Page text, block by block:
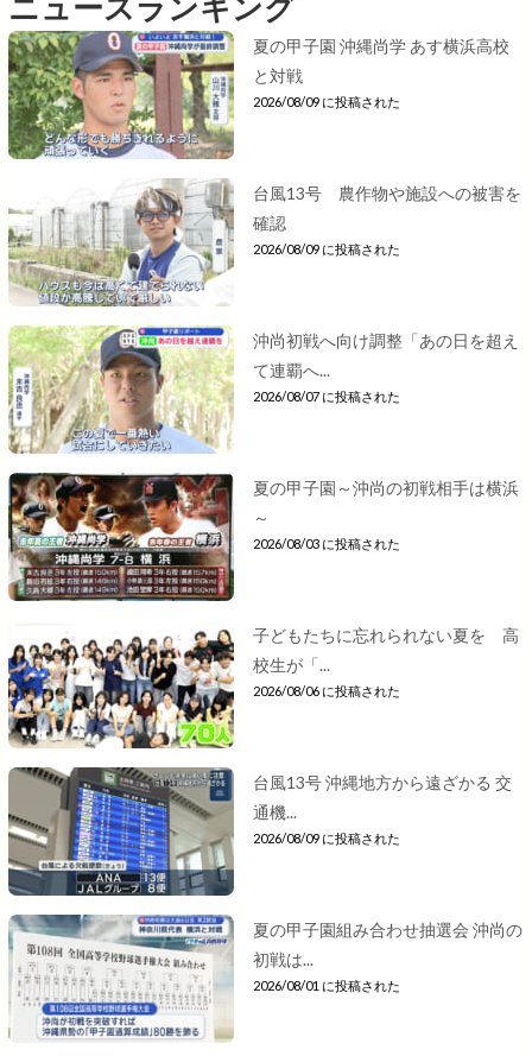
夏の甲子園 沖縄尚学 あす横浜高校
と対戦
2026/08/09 に投稿された
台風13号 農作物や施設への被害を
確認
2026/08/09 に投稿された
沖尚初戦へ向け調整「あの日を超え
て連覇へ...
2026/08/07 に投稿された
夏の甲子園～沖尚の初戦相手は横浜
～
2026/08/03 に投稿された
子どもたちに忘れられない夏を 高
校生が「...
2026/08/06 に投稿された
台風13号 沖縄地方から遠ざかる 交
通機...
2026/08/09 に投稿された
夏の甲子園組み合わせ抽選会 沖尚の
初戦は...
2026/08/01 に投稿された